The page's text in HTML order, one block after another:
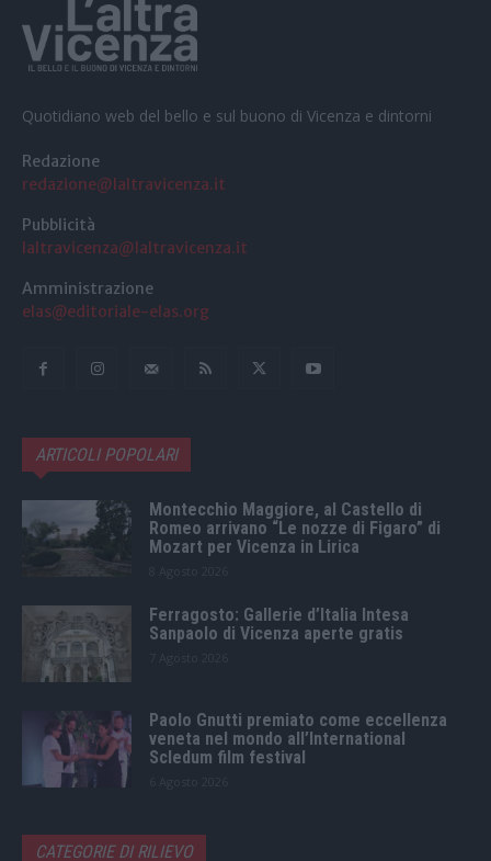
Quotidiano web del bello e sul buono di Vicenza e dintorni
Redazione
redazione@laltravicenza.it
Pubblicità
laltravicenza@laltravicenza.it
Amministrazione
elas@editoriale-elas.org
ARTICOLI POPOLARI
Montecchio Maggiore, al Castello di
Romeo arrivano “Le nozze di Figaro” di
Mozart per Vicenza in Lirica
Ferragosto: Gallerie d’Italia Intesa
Sanpaolo di Vicenza aperte gratis
Paolo Gnutti premiato come eccellenza
veneta nel mondo all’International
Scledum film festival
CATEGORIE DI RILIEVO